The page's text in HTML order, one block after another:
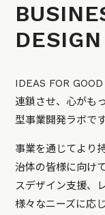
IDEAS FOR
連鎖させ、心がも
型事業開発ラボです
事業を通じてより
治体の皆様に向け
スデザイン支援、
様々なニーズに応